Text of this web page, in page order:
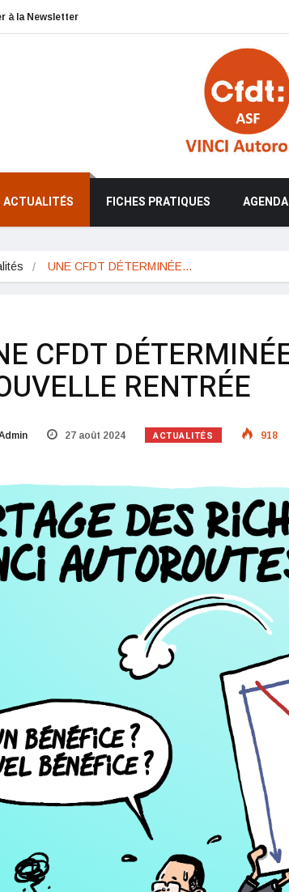
à la Newsletter
ACTUALITÉS FICHES PRATIQUES AGENDA
UNE CFDT DÉTERMINÉE…
CFDT
RENTRÉE
27 août 2024 ACTUALITÉS 918